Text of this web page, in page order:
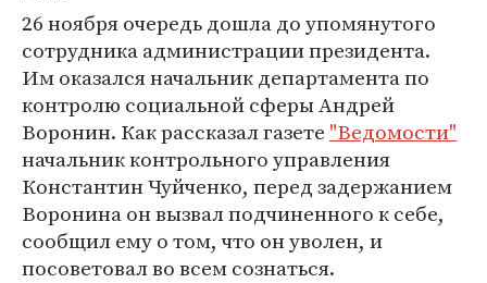
26 ноября очередь дошла до упомянутого
сотрудника администрации президента.
Им оказался начальник департамента по
контролю социальной сферы Андрей
Воронин. Как рассказал газете "Ведомости"
начальник контрольного управления
Константин Чуйченко, перед задержанием
Воронина он вызвал подчиненного к себе,
сообщил ему о том, что он уволен, и
посоветовал во всем сознаться.